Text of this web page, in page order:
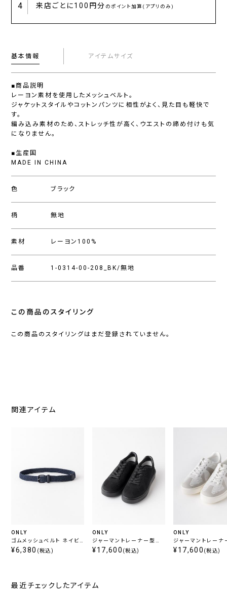
4 来店ごとに100円分 のポイント加算(アプリのみ)
基本情報 アイテムサイズ
■商品説明
レーヨン素材を使用したメッシュベルト。
ジャケットスタイルやコットンパンツに相性がよく、見た目も軽快で
す。
編み込み素材のため、ストレッチ性が高く、ウエストの締め付けも気
になりません。
■生産国
MADE IN CHINA
色 ブラック
柄 無地
素材 レーヨン100%
品番 1-0314-00-208_BK/無地
この商品のスタイリング
この商品のスタイリングはまだ登録されていません。
関連アイテム
ONLY
ゴムメッシュベルト ネイビ
ー
¥6,380 (税込)
ONLY
ジャーマントレーナー型撥
水ジャージースニーカー
¥17,600 (税込)
ONLY
ジャーマントレーナ
水ジャージースニ
¥17,600 (税込)
最近チェックしたアイテム